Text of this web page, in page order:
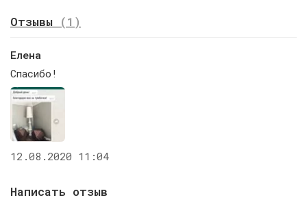
Отзывы (1)
Елена
Спасибо!
12.08.2020 11:04
Написать отзыв